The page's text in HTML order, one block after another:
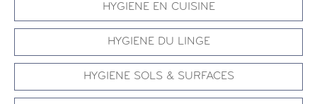
HYGIENE EN CUISINE
HYGIENE DU LINGE
HYGIENE SOLS & SURFACES